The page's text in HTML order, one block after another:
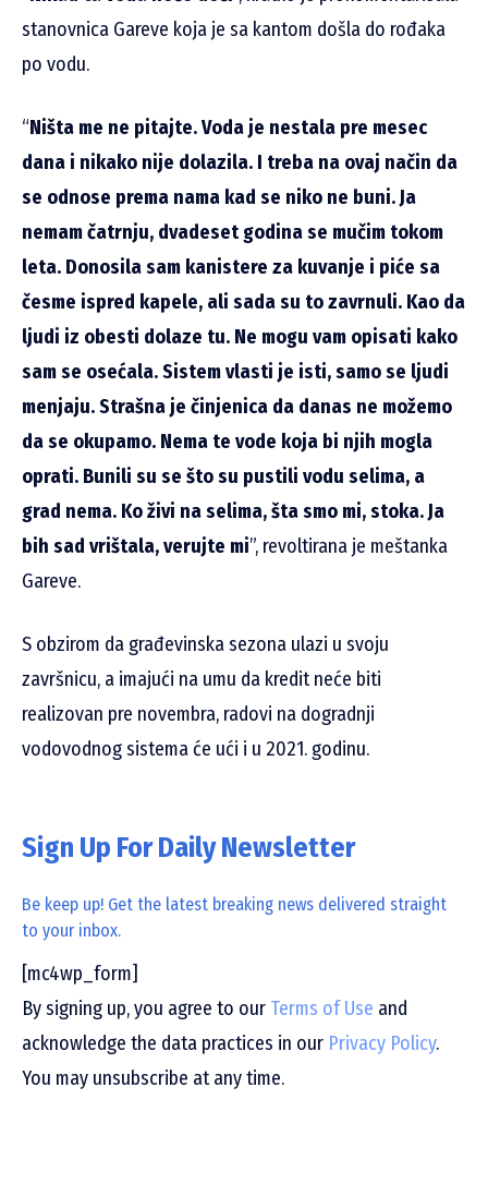
stanovnica Gareve koja je sa kantom došla do rođaka
po vodu.
“Ništa me ne pitajte. Voda je nestala pre mesec
dana i nikako nije dolazila. I treba na ovaj način da
se odnose prema nama kad se niko ne buni. Ja
nemam čatrnju, dvadeset godina se mučim tokom
leta. Donosila sam kanistere za kuvanje i piće sa
česme ispred kapele, ali sada su to zavrnuli. Kao da
ljudi iz obesti dolaze tu. Ne mogu vam opisati kako
sam se osećala. Sistem vlasti je isti, samo se ljudi
menjaju. Strašna je činjenica da danas ne možemo
da se okupamo. Nema te vode koja bi njih mogla
oprati. Bunili su se što su pustili vodu selima, a
grad nema. Ko živi na selima, šta smo mi, stoka. Ja
bih sad vrištala, verujte mi”, revoltirana je meštanka
Gareve.
S obzirom da građevinska sezona ulazi u svoju
završnicu, a imajući na umu da kredit neće biti
realizovan pre novembra, radovi na dogradnji
vodovodnog sistema će ući i u 2021. godinu.
Sign Up For Daily Newsletter
Be keep up! Get the latest breaking news delivered straight
to your inbox.
[mc4wp_form]
By signing up, you agree to our Terms of Use and
acknowledge the data practices in our Privacy Policy.
You may unsubscribe at any time.